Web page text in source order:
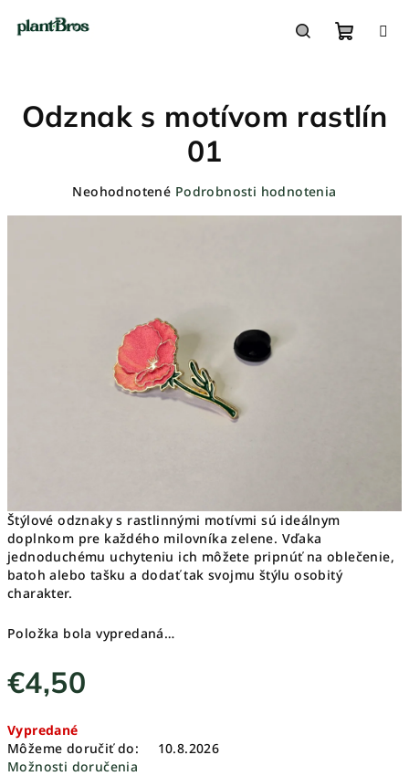
košík
Štýlové odznaky s rastlinnými motívmi sú ideálnym
doplnkom pre každého milovníka zelene. Vďaka
jednoduchému uchyteniu ich môžete pripnúť na oblečenie,
batoh alebo tašku a dodať tak svojmu štýlu osobitý
charakter.
Položka bola vypredaná…
€4,50
cena:
Vypredané
Môžeme doručiť do:
10.8.2026
Možnosti doručenia
Odznak s motívom rastlín
01
Priemerné
hviezdičiek.
Neohodnotené Podrobnosti hodnotenia